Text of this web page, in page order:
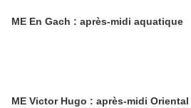
ME En Gach : après-midi aquatique
ME Victor Hugo : après-midi Oriental